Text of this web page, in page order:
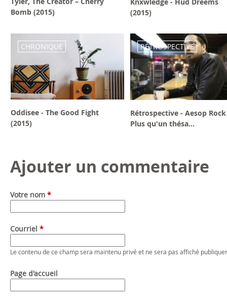
Bomb (2015)
(2015)
CHRONIQUE
Oddisee - The Good Fight
(2015)
RÉTROSPECTIVE
Rétrospective - Aesop
Plus qu'un thésa...
Ajouter un commentaire
Votre nom *
Courriel *
Le contenu de ce champ sera maintenu privé et ne sera pas affiché
Page d'accueil